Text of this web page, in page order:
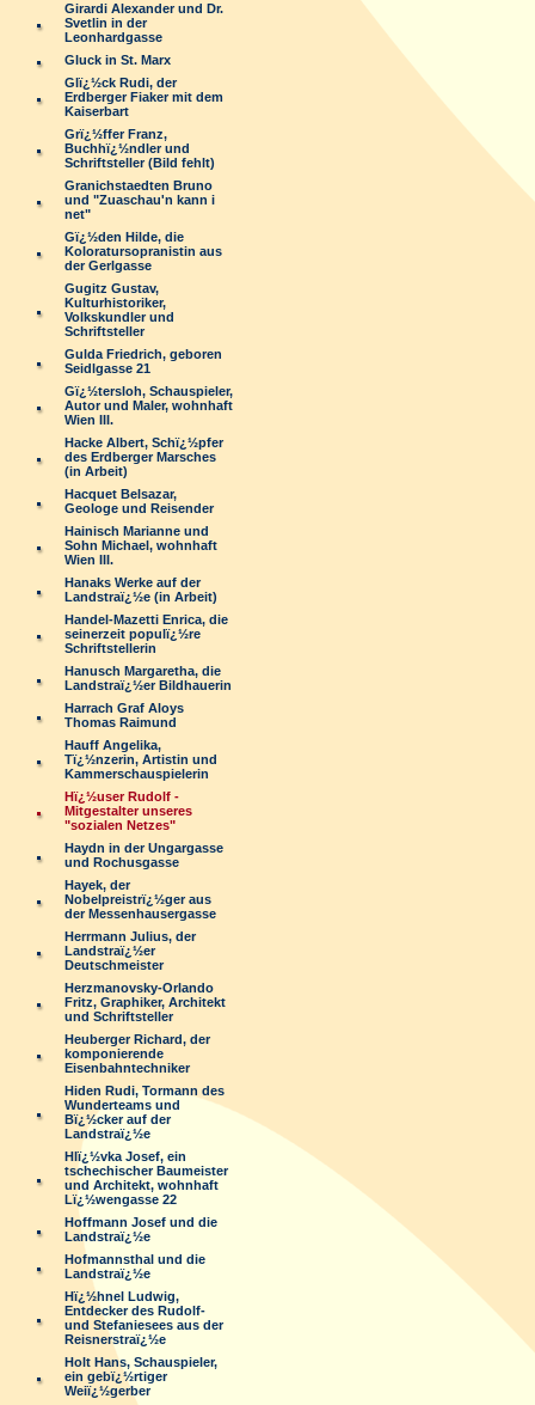
Girardi Alexander und Dr.
Svetlin in der
Leonhardgasse
Gluck in St. Marx
Glï¿½ck Rudi, der
Erdberger Fiaker mit dem
Kaiserbart
Grï¿½ffer Franz,
Buchhï¿½ndler und
Schriftsteller (Bild fehlt)
Granichstaedten Bruno
und "Zuaschau'n kann i
net"
Gï¿½den Hilde, die
Koloratursopranistin aus
der Gerlgasse
Gugitz Gustav,
Kulturhistoriker,
Volkskundler und
Schriftsteller
Gulda Friedrich, geboren
Seidlgasse 21
Gï¿½tersloh, Schauspieler,
Autor und Maler, wohnhaft
Wien III.
Hacke Albert, Schï¿½pfer
des Erdberger Marsches
(in Arbeit)
Hacquet Belsazar,
Geologe und Reisender
Hainisch Marianne und
Sohn Michael, wohnhaft
Wien III.
Hanaks Werke auf der
Landstraï¿½e (in Arbeit)
Handel-Mazetti Enrica, die
seinerzeit populï¿½re
Schriftstellerin
Hanusch Margaretha, die
Landstraï¿½er Bildhauerin
Harrach Graf Aloys
Thomas Raimund
Hauff Angelika,
Tï¿½nzerin, Artistin und
Kammerschauspielerin
Hï¿½user Rudolf -
Mitgestalter unseres
"sozialen Netzes"
Haydn in der Ungargasse
und Rochusgasse
Hayek, der
Nobelpreistrï¿½ger aus
der Messenhausergasse
Herrmann Julius, der
Landstraï¿½er
Deutschmeister
Herzmanovsky-Orlando
Fritz, Graphiker, Architekt
und Schriftsteller
Heuberger Richard, der
komponierende
Eisenbahntechniker
Hiden Rudi, Tormann des
Wunderteams und
Bï¿½cker auf der
Landstraï¿½e
Hlï¿½vka Josef, ein
tschechischer Baumeister
und Architekt, wohnhaft
Lï¿½wengasse 22
Hoffmann Josef und die
Landstraï¿½e
Hofmannsthal und die
Landstraï¿½e
Hï¿½hnel Ludwig,
Entdecker des Rudolf-
und Stefaniesees aus der
Reisnerstraï¿½e
Holt Hans, Schauspieler,
ein gebï¿½rtiger
Weiï¿½gerber